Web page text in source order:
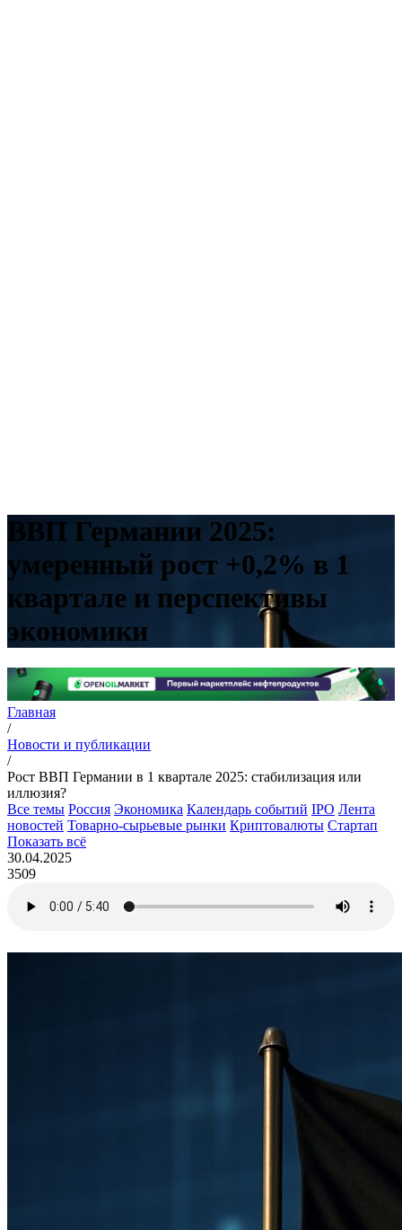
ВВП Германии 2025:
умеренный рост +0,2% в 1
квартале и перспективы
экономики
Главная
/
Новости и публикации
/
Рост ВВП Германии в 1 квартале 2025: стабилизация или
иллюзия?
Все темы Россия Экономика Календарь событий IPO Лента
новостей Товарно-сырьевые рынки Криптовалюты Стартап
Показать всё
30.04.2025
3509